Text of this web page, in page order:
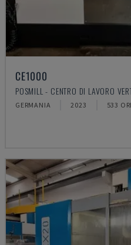
CE1000
POSMILL - CENTRO DI LAVORO
GERMANIA 2023 533